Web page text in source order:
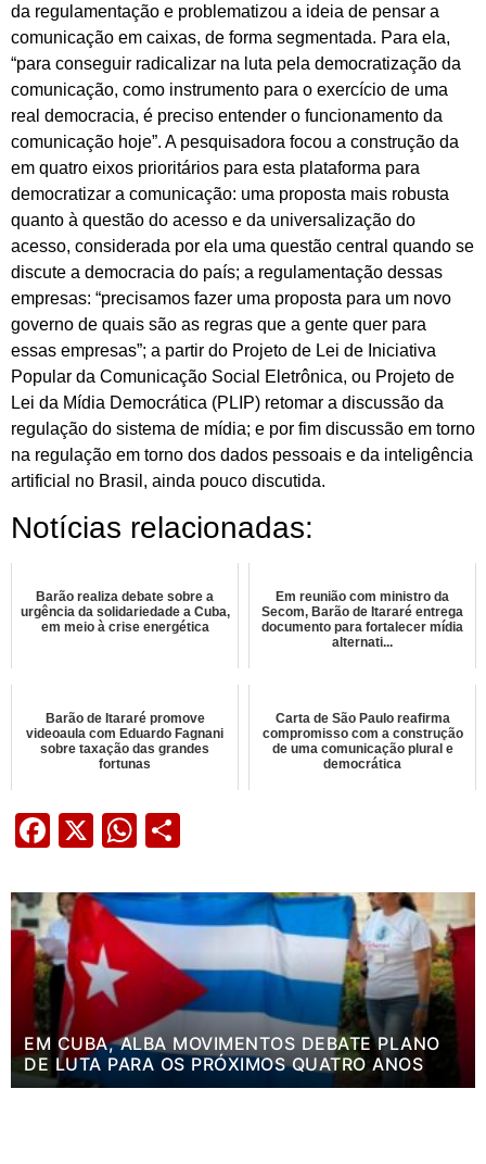
da regulamentação e problematizou a ideia de pensar a
comunicação em caixas, de forma segmentada. Para ela,
“para conseguir radicalizar na luta pela democratização da
comunicação, como instrumento para o exercício de uma
real democracia, é preciso entender o funcionamento da
comunicação hoje”. A pesquisadora focou a construção da
em quatro eixos prioritários para esta plataforma para
democratizar a comunicação: uma proposta mais robusta
quanto à questão do acesso e da universalização do
acesso, considerada por ela uma questão central quando se
discute a democracia do país; a regulamentação dessas
empresas: “precisamos fazer uma proposta para um novo
governo de quais são as regras que a gente quer para
essas empresas”; a partir do Projeto de Lei de Iniciativa
Popular da Comunicação Social Eletrônica, ou Projeto de
Lei da Mídia Democrática (PLIP) retomar a discussão da
regulação do sistema de mídia; e por fim discussão em torno
na regulação em torno dos dados pessoais e da inteligência
artificial no Brasil, ainda pouco discutida.
Notícias relacionadas:
Barão realiza debate sobre a
urgência da solidariedade a Cuba,
em meio à crise energética
Em reunião com ministro da
Secom, Barão de Itararé entrega
documento para fortalecer mídia
alternati...
Barão de Itararé promove
videoaula com Eduardo Fagnani
sobre taxação das grandes
fortunas
Carta de São Paulo reafirma
compromisso com a construção
de uma comunicação plural e
democrática
Facebook
X WhatsApp
EM CUBA, ALBA MOVIMENTOS DEBATE PLANO
DE LUTA PARA OS PRÓXIMOS QUATRO ANOS